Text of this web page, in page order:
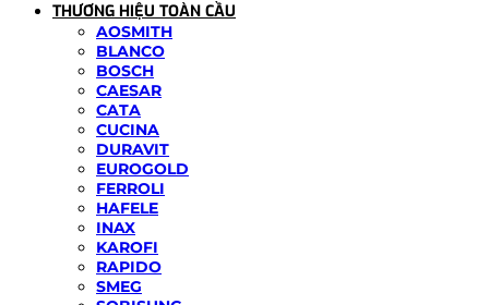
THƯƠNG HIỆU TOÀN CẦU
AOSMITH
BLANCO
BOSCH
CAESAR
CATA
CUCINA
DURAVIT
EUROGOLD
FERROLI
HAFELE
INAX
KAROFI
RAPIDO
SMEG